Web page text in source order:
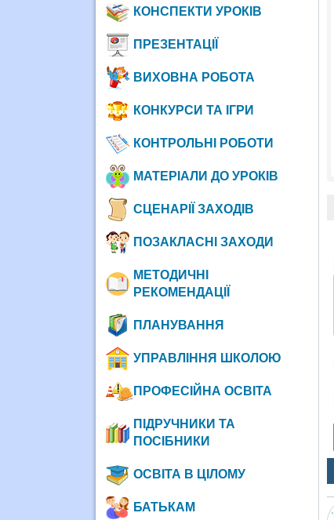
КОНСПЕКТИ УРОКІВ
ПРЕЗЕНТАЦІЇ
ВИХОВНА РОБОТА
КОНКУРСИ ТА ІГРИ
КОНТРОЛЬНІ РОБОТИ
МАТЕРІАЛИ ДО УРОКІВ
СЦЕНАРІЇ ЗАХОДІВ
ПОЗАКЛАСНІ ЗАХОДИ
МЕТОДИЧНІ
РЕКОМЕНДАЦІЇ
ПЛАНУВАННЯ
УПРАВЛІННЯ ШКОЛОЮ
ПРОФЕСІЙНА ОСВІТА
ПІДРУЧНИКИ ТА
ПОСІБНИКИ
ОСВІТА В ЦІЛОМУ
БАТЬКАМ